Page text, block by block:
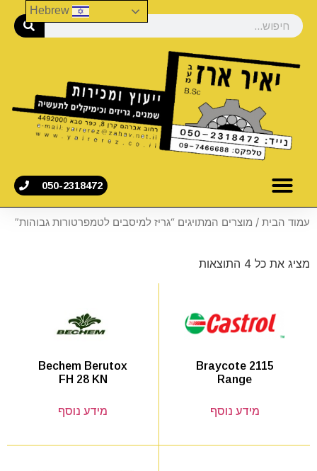
050-2318472
עמוד הבית / מוצרים המתויגים “גריז למיסבים לטמפרטורות גבוהות”
מציג את כל 4 התוצאות
Braycote 2115
Range
מידע נוסף
Bechem Berutox
FH 28 KN
מידע נוסף
Hebrew